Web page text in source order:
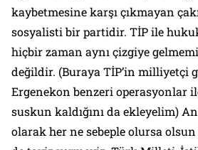
kaybetmesine karşı çıkmayan
sosyalisti bir partidir. TİP ile
hiçbir zaman aynı çizgiye
değildir. (Buraya TİP’in milliyetçi
Ergenekon benzeri operasyonlar
suskun kaldığını da ekleyelim)
olarak her ne sebeple olursa